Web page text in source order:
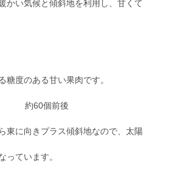
かい気候と傾斜地を利用し、甘くて
度のある甘い果肉です。
約60個前後
東に向きプラス傾斜地なので、太陽
っています。